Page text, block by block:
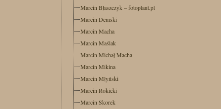
Marcin Błaszczyk – fotoplant.pl
Marcin Demski
Marcin Macha
Marcin Maślak
Marcin Michał Macha
Marcin Mikina
Marcin Młyński
Marcin Rokicki
Marcin Skorek